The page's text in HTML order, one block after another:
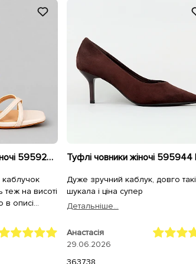
Босоніжки - туфлі жіночі 595924 Бежеві
каблучок
теж на висоті
в описі
пошкодуєте
Дуже зручний каблук, довго такі
шукала і ціна супер
Детальнiше...
Анастасія
29.06.2026